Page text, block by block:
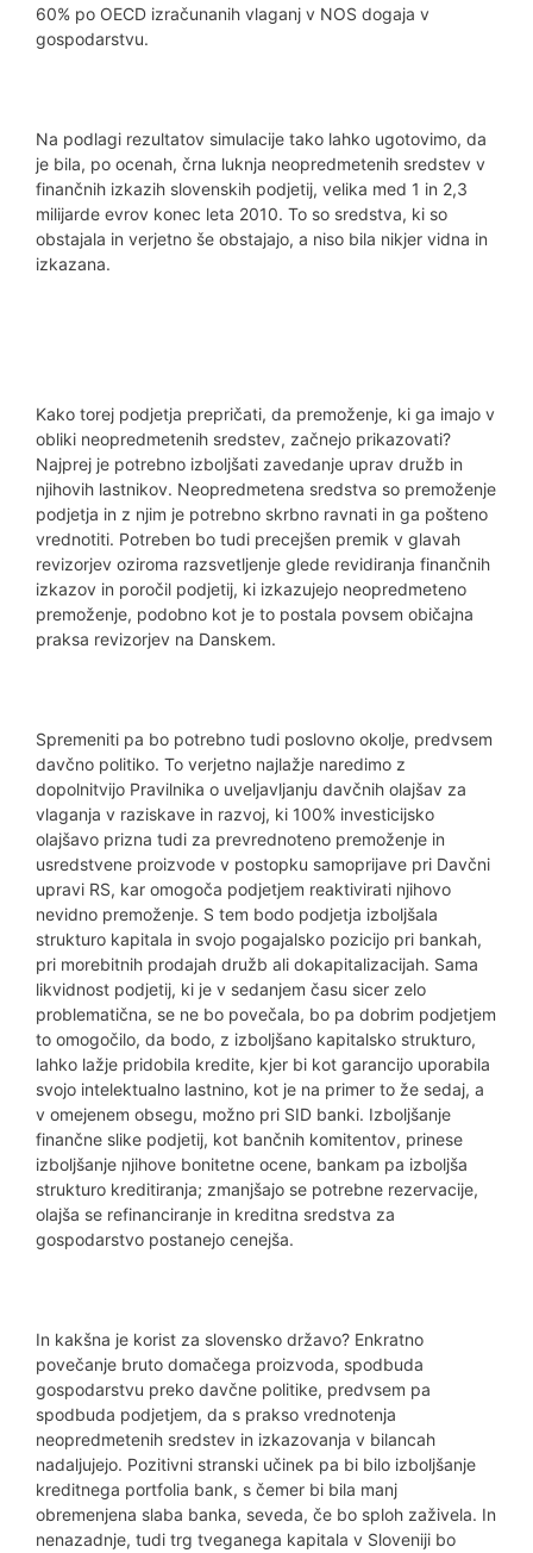
60% po OECD izračunanih vlaganj v NOS dogaja v
gospodarstvu.
Na podlagi rezultatov simulacije tako lahko ugotovimo, da
je bila, po ocenah, črna luknja neopredmetenih sredstev v
finančnih izkazih slovenskih podjetij, velika med 1 in 2,3
milijarde evrov konec leta 2010. To so sredstva, ki so
obstajala in verjetno še obstajajo, a niso bila nikjer vidna in
izkazana.
Kako torej podjetja prepričati, da premoženje, ki ga imajo v
obliki neopredmetenih sredstev, začnejo prikazovati?
Najprej je potrebno izboljšati zavedanje uprav družb in
njihovih lastnikov. Neopredmetena sredstva so premoženje
podjetja in z njim je potrebno skrbno ravnati in ga pošteno
vrednotiti. Potreben bo tudi precejšen premik v glavah
revizorjev oziroma razsvetljenje glede revidiranja finančnih
izkazov in poročil podjetij, ki izkazujejo neopredmeteno
premoženje, podobno kot je to postala povsem običajna
praksa revizorjev na Danskem.
Spremeniti pa bo potrebno tudi poslovno okolje, predvsem
davčno politiko. To verjetno najlažje naredimo z
dopolnitvijo Pravilnika o uveljavljanju davčnih olajšav za
vlaganja v raziskave in razvoj, ki 100% investicijsko
olajšavo prizna tudi za prevrednoteno premoženje in
usredstvene proizvode v postopku samoprijave pri Davčni
upravi RS, kar omogoča podjetjem reaktivirati njihovo
nevidno premoženje. S tem bodo podjetja izboljšala
strukturo kapitala in svojo pogajalsko pozicijo pri bankah,
pri morebitnih prodajah družb ali dokapitalizacijah. Sama
likvidnost podjetij, ki je v sedanjem času sicer zelo
problematična, se ne bo povečala, bo pa dobrim podjetjem
to omogočilo, da bodo, z izboljšano kapitalsko strukturo,
lahko lažje pridobila kredite, kjer bi kot garancijo uporabila
svojo intelektualno lastnino, kot je na primer to že sedaj, a
v omejenem obsegu, možno pri SID banki. Izboljšanje
finančne slike podjetij, kot bančnih komitentov, prinese
izboljšanje njihove bonitetne ocene, bankam pa izboljša
strukturo kreditiranja; zmanjšajo se potrebne rezervacije,
olajša se refinanciranje in kreditna sredstva za
gospodarstvo postanejo cenejša.
In kakšna je korist za slovensko državo? Enkratno
povečanje bruto domačega proizvoda, spodbuda
gospodarstvu preko davčne politike, predvsem pa
spodbuda podjetjem, da s prakso vrednotenja
neopredmetenih sredstev in izkazovanja v bilancah
nadaljujejo. Pozitivni stranski učinek pa bi bilo izboljšanje
kreditnega portfolia bank, s čemer bi bila manj
obremenjena slaba banka, seveda, če bo sploh zaživela. In
nenazadnje, tudi trg tveganega kapitala v Sloveniji bo